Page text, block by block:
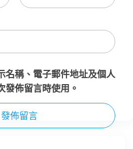
名稱、電子郵件地址及個人
發佈留言時使用。